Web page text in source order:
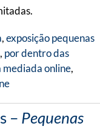
,exposição pequenas
, por dentro das
mediada online,
– Pequenas